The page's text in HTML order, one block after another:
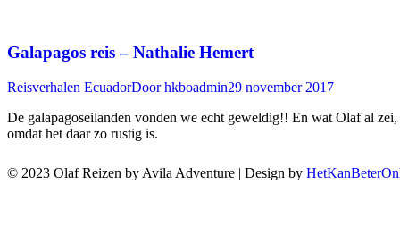
Galapagos reis – Nathalie Hemert
Reisverhalen EcuadorDoorhkboadmin29 november 2017
De galapagoseilanden vonden we echt geweldig!! En wat Olaf al
omdat het daar zo rustig is.
© 2023 Olaf Reizen by Avila Adventure | Design by